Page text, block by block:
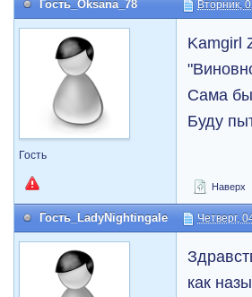
Гость_Oksana_78 Вторник,
Гость
Kamgirl
Сама бы
Буду
Наверх
Гость_LadyNightingale Четверг,
как